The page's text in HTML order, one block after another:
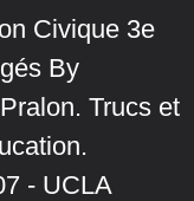
Civique 3e
By
Trucs et
- UCLA